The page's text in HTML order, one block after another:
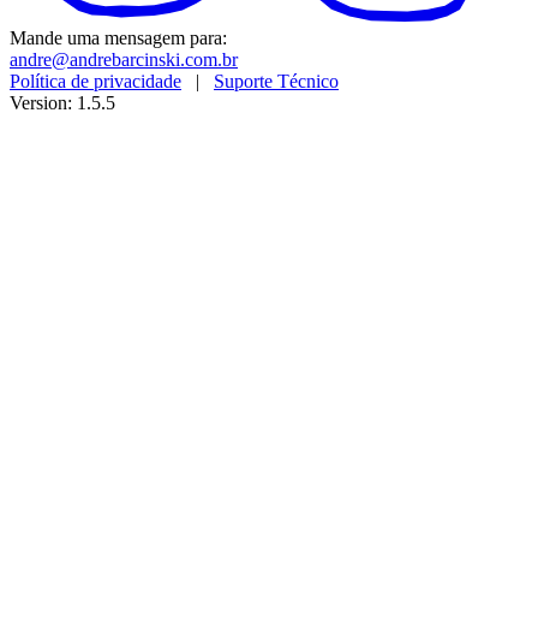
Mande uma mensagem para:
andre@andrebarcinski.com.br
Política de privacidade | Suporte Técnico
Version: 1.5.5